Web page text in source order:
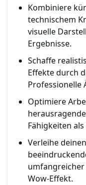
Kombiniere
technischem
visuelle
Ergebnisse.
Schaffe
Effekte durch
Professionelle
Optimiere
Fähigkeiten
Verleihe
umfangreicher
Wow-Effekt.